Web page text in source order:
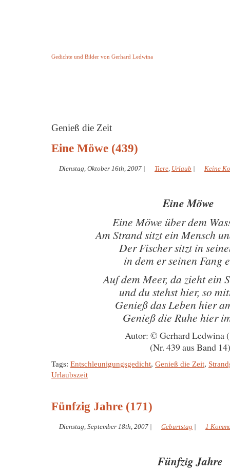
Gedichte und Bilder von Gerhard Ledwina
Genieß die Zeit
Eine Möwe (439)
Dienstag, Oktober 16th, 2007 | Tiere, Urlaub | Keine
Eine Möwe
Eine Möwe über dem
Am Strand sitzt ein Mensch
Der Fischer sitzt in
in dem er seinen Fang
Auf dem Meer, da zieht ein
und du stehst hier, so
Genieß das Leben hier
Genieß die Ruhe hier
Autor: © Gerhard Ledwina
(Nr. 439 aus Band 14)
Tags: Entschleunigungsgedicht, Genieß die Zeit,
Urlaubszeit
Fünfzig Jahre (171)
Dienstag, September 18th, 2007 | Geburtstag | 1
Fünfzig Jahre